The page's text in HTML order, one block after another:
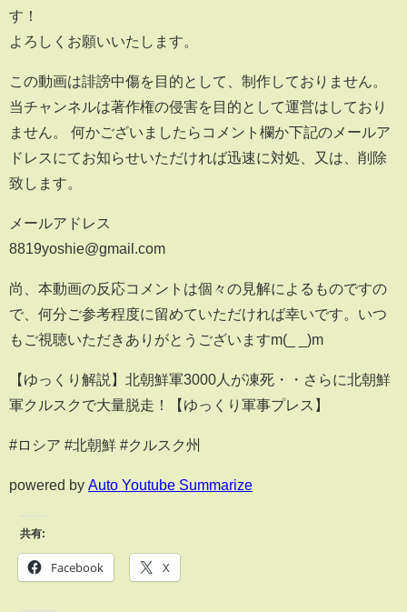
す！
よろしくお願いいたします。
この動画は誹謗中傷を目的として、制作しておりません。
当チャンネルは著作権の侵害を目的として運営はしており
ません。 何かございましたらコメント欄か下記のメールア
ドレスにてお知らせいただければ迅速に対処、又は、削除
致します。
メールアドレス
8819yoshie@gmail.com
尚、本動画の反応コメントは個々の見解によるものですの
で、何分ご参考程度に留めていただければ幸いです。いつ
もご視聴いただきありがとうございますm(_ _)m
【ゆっくり解説】北朝鮮軍3000人が凍死・・さらに北朝鮮
軍クルスクで大量脱走！【ゆっくり軍事プレス】
#ロシア #北朝鮮 #クルスク州
powered by Auto Youtube Summarize
共有:
Facebook X